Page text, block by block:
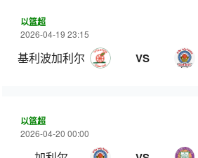
以篮超
2026-04-19 23:15
基利波加利尔 VS
以篮超
2026-04-20 00:00